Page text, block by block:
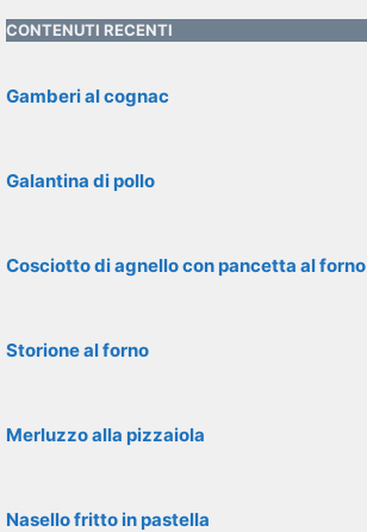
CONTENUTI RECENTI
Gamberi al cognac
Galantina di pollo
Cosciotto di agnello con pancetta al forno
Storione al forno
Merluzzo alla pizzaiola
Nasello fritto in pastella